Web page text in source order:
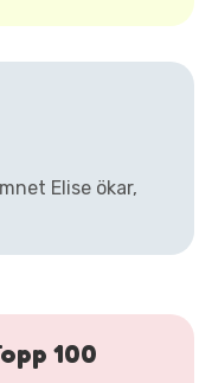
Elise ökar,
100